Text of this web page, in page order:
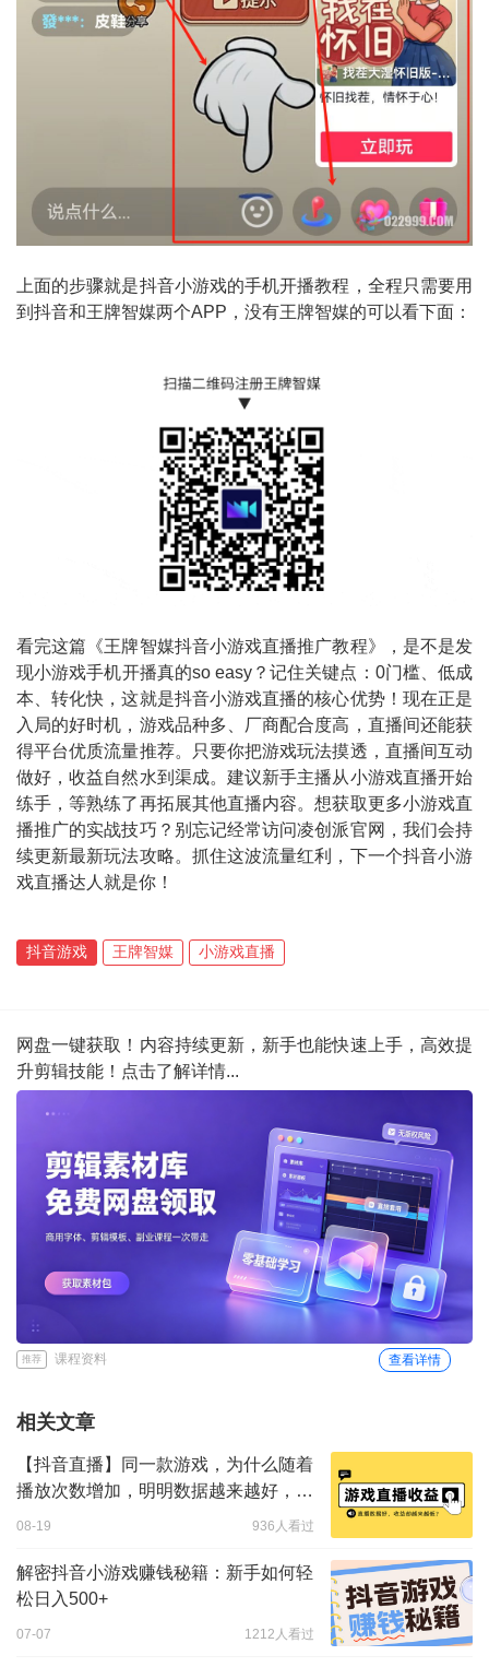
上面的步骤就是抖音小游戏的手机开播教程，全程只需要用
到抖音和王牌智媒两个APP，没有王牌智媒的可以看下面：
看完这篇《王牌智媒抖音小游戏直播推广教程》，是不是发
现小游戏手机开播真的so easy？记住关键点：0门槛、低成
本、转化快，这就是抖音小游戏直播的核心优势！现在正是
入局的好时机，游戏品种多、厂商配合度高，直播间还能获
得平台优质流量推荐。只要你把游戏玩法摸透，直播间互动
做好，收益自然水到渠成。建议新手主播从小游戏直播开始
练手，等熟练了再拓展其他直播内容。想获取更多小游戏直
播推广的实战技巧？别忘记经常访问凌创派官网，我们会持
续更新最新玩法攻略。抓住这波流量红利，下一个抖音小游
戏直播达人就是你！
抖音游戏 王牌智媒 小游戏直播
网盘一键获取！内容持续更新，新手也能快速上手，高效提
升剪辑技能！点击了解详情...
推荐 课程资料 查看详情
相关文章
【抖音直播】同一款游戏，为什么随着
播放次数增加，明明数据越来越好，收
益却越来越低？
08-19 936人看过
解密抖音小游戏赚钱秘籍：新手如何轻
松日入500+
07-07 1212人看过